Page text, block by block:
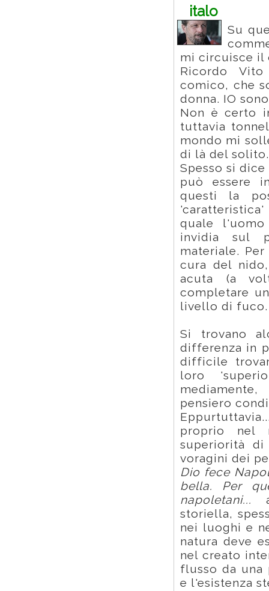
italo
Su
mi circuisce il
Ricordo
comico, che
donna. IO
Non è certo
tuttavia
mondo mi
di là del solito.
Spesso si
può essere
questi la
quale
invidia sul
materiale.
cura del
acuta (a
completare
livello di fuco.
Si trovano
differenza in
difficile
loro
pensiero
proprio nel
superiorità
voragini dei
Dio fece
bella. Per
napoletani...
storiella,
nei luoghi e
natura deve
nel creato
flusso da una
e l'esistenza